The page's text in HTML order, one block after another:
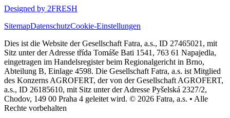
Designed by 2FRESH
SitemapDatenschutzCookie-Einstellungen
Dies ist die Website der Gesellschaft Fatra, a.s., ID 27465021, mit
Sitz unter der Adresse třída Tomáše Bati 1541, 763 61 Napajedla,
eingetragen im Handelsregister beim Regionalgericht in Brno,
Abteilung B, Einlage 4598. Die Gesellschaft Fatra, a.s. ist Mitglied
des Konzerns AGROFERT, der von der Gesellschaft AGROFERT,
a.s., ID 26185610, mit Sitz unter der Adresse Pyšelská 2327/2,
Chodov, 149 00 Praha 4 geleitet wird. © 2026 Fatra, a.s. • Alle
Rechte vorbehalten